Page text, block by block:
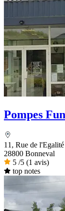
Pompes
11, Rue de l'Egalité
28800 Bonneval
5 /5 (1 avis)
top notes